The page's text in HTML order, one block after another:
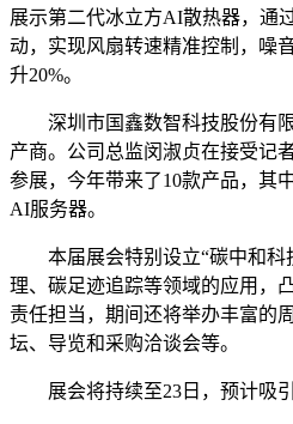
展示第二代冰立方AI散热器，通
动，实现风扇转速精准控制，噪
升20%。
深圳市国鑫数智科技股份有限
产商。公司总监闵淑贞在接受记
参展，今年带来了10款产品，其
AI服务器。
本届展会特别设立“碳中和科
理、碳足迹追踪等领域的应用，
责任担当，期间还将举办丰富的
坛、导览和采购洽谈会等。
展会将持续至23日，预计吸引